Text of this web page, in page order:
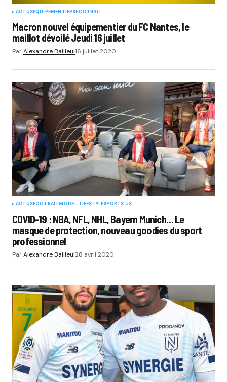
ACTUSEQUIPEMENTIERSFOOTBALL
Macron nouvel équipementier du FC Nantes, le
maillot dévoilé Jeudi 16 juillet
ParAlexandre Bailleul16 juillet 2020
ACTUSFOOTBALLMODE - LIFESTYLESPORTS US
COVID-19 : NBA, NFL, NHL, Bayern Munich… Le
masque de protection, nouveau goodies du sport
professionnel
ParAlexandre Bailleul28 avril 2020